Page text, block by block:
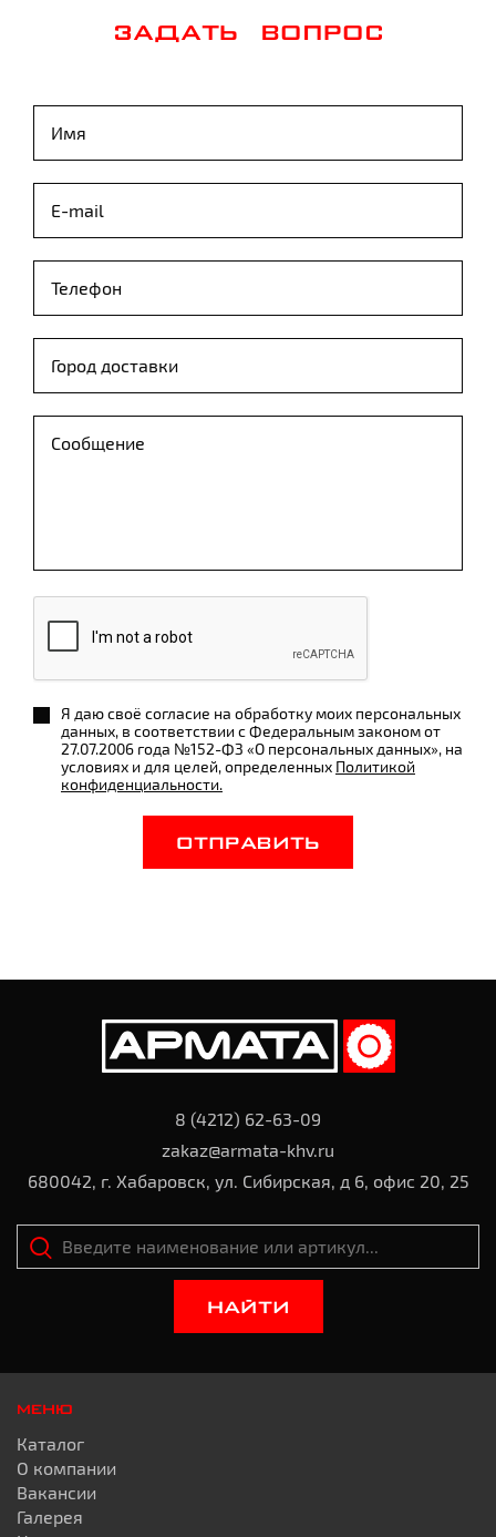
ЗАДАТЬ ВОПРОС
Я даю своё согласие на обработку моих персональных
данных, в соответствии с Федеральным законом от
27.07.2006 года №152-ФЗ «О персональных данных», на
условиях и для целей, определенных Политикой
конфиденциальности.
ОТПРАВИТЬ
8 (4212) 62-63-09
zakaz@armata-khv.ru
680042, г. Хабаровск, ул. Сибирская, д 6, офис 20, 25
НАЙТИ
МЕНЮ
Каталог
О компании
Вакансии
Галерея